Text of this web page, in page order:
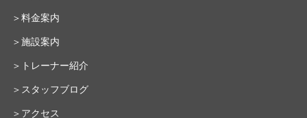
＞料金案内
＞施設案内
＞トレーナー紹介
＞スタッフブログ
＞アクセス